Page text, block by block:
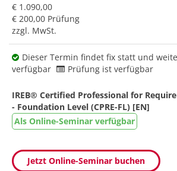
€ 1.090,00
€ 200,00 Prüfung
zzgl. MwSt.
Dieser Termin findet fix statt und
verfügbar
Prüfung ist verfügbar
IREB® Certified Professional for
- Foundation Level (CPRE-FL) [EN]
Als Online-Seminar verfügbar
Jetzt Online-Seminar buchen